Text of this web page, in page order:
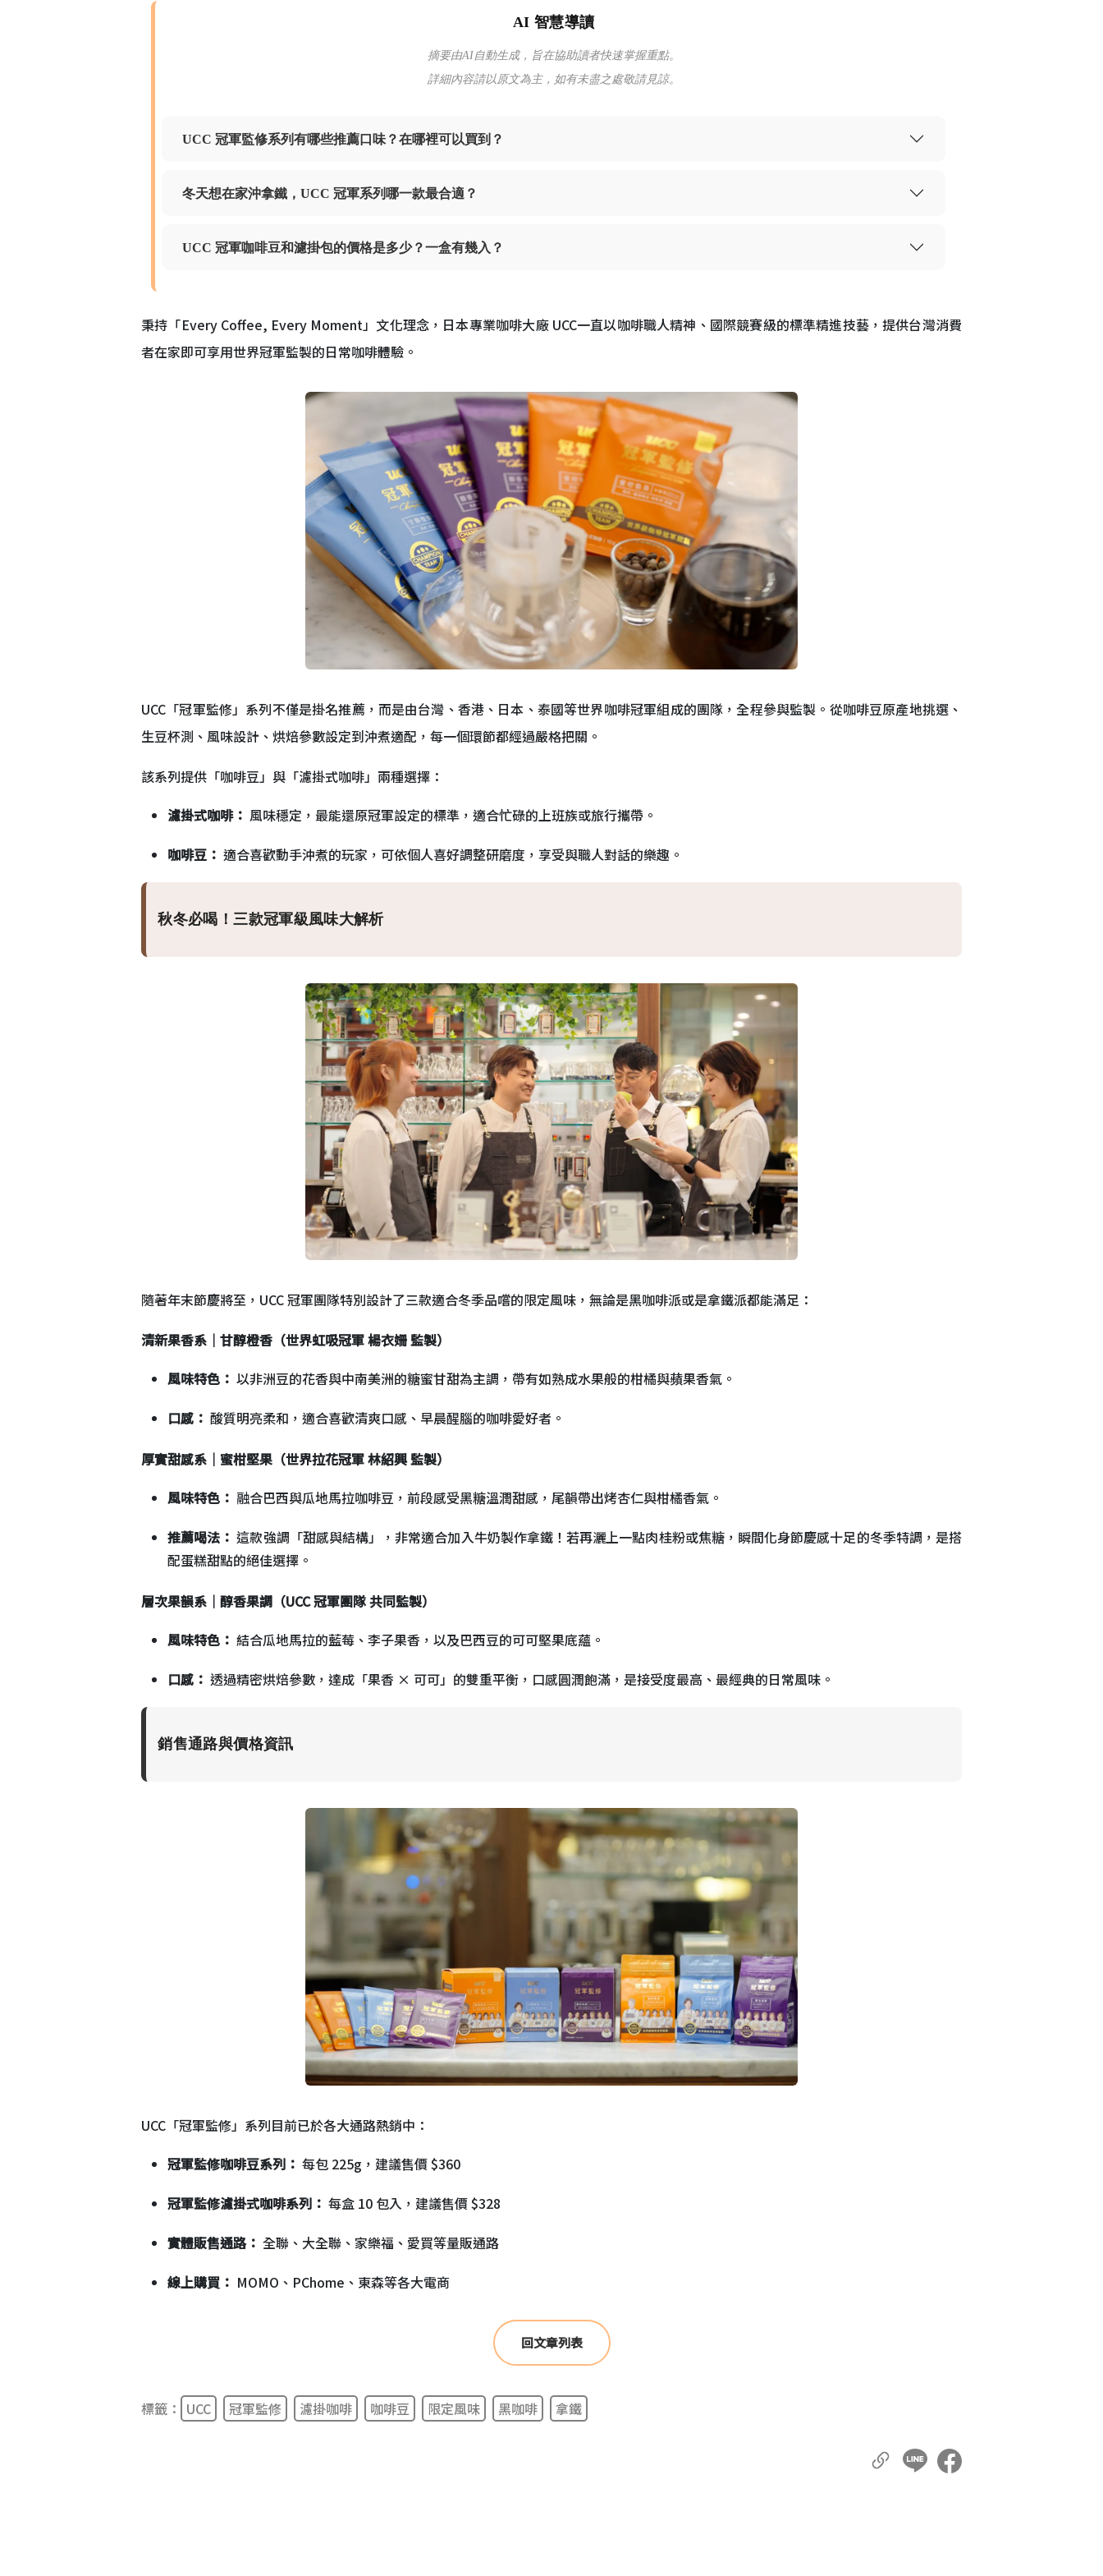
AI 智慧導讀
摘要由AI自動生成，旨在協助讀者快速掌握重點。
詳細內容請以原文為主，如有未盡之處敬請見諒。
UCC 冠軍監修系列有哪些推薦口味？在哪裡可以買到？
冬天想在家沖拿鐵，UCC 冠軍系列哪一款最合適？
UCC 冠軍咖啡豆和濾掛包的價格是多少？一盒有幾入？
秉持「Every Coffee, Every Moment」文化理念，日本專業咖啡大廠 UCC一直以咖啡職人精神、國際競賽級的標準精進技藝，提供台灣消費
者在家即可享用世界冠軍監製的日常咖啡體驗。
UCC「冠軍監修」系列不僅是掛名推薦，而是由台灣、香港、日本、泰國等世界咖啡冠軍組成的團隊，全程參與監製。從咖啡豆原產地挑選、
生豆杯測、風味設計、烘焙參數設定到沖煮適配，每一個環節都經過嚴格把關。
該系列提供「咖啡豆」與「濾掛式咖啡」兩種選擇：
濾掛式咖啡： 風味穩定，最能還原冠軍設定的標準，適合忙碌的上班族或旅行攜帶。
咖啡豆： 適合喜歡動手沖煮的玩家，可依個人喜好調整研磨度，享受與職人對話的樂趣。
秋冬必喝！三款冠軍級風味大解析
隨著年末節慶將至，UCC 冠軍團隊特別設計了三款適合冬季品嚐的限定風味，無論是黑咖啡派或是拿鐵派都能滿足：
清新果香系｜甘醇橙香（世界虹吸冠軍 楊衣姍 監製）
風味特色： 以非洲豆的花香與中南美洲的糖蜜甘甜為主調，帶有如熟成水果般的柑橘與蘋果香氣。
口感： 酸質明亮柔和，適合喜歡清爽口感、早晨醒腦的咖啡愛好者。
厚實甜感系｜蜜柑堅果（世界拉花冠軍 林紹興 監製）
風味特色： 融合巴西與瓜地馬拉咖啡豆，前段感受黑糖溫潤甜感，尾韻帶出烤杏仁與柑橘香氣。
推薦喝法：這款強調「甜感與結構」，非常適合加入牛奶製作拿鐵！若再灑上一點肉桂粉或焦糖，瞬間化身節慶感十足的冬季特調，是搭
配蛋糕甜點的絕佳選擇。
層次果韻系｜醇香果調（UCC 冠軍團隊 共同監製）
風味特色： 結合瓜地馬拉的藍莓、李子果香，以及巴西豆的可可堅果底蘊。
口感： 透過精密烘焙參數，達成「果香 × 可可」的雙重平衡，口感圓潤飽滿，是接受度最高、最經典的日常風味。
銷售通路與價格資訊
UCC「冠軍監修」系列目前已於各大通路熱銷中：
冠軍監修咖啡豆系列： 每包 225g，建議售價 $360
冠軍監修濾掛式咖啡系列： 每盒 10 包入，建議售價 $328
實體販售通路： 全聯、大全聯、家樂福、愛買等量販通路
線上購買： MOMO、PChome、東森等各大電商
回文章列表
標籤： UCC 冠軍監修 濾掛咖啡 咖啡豆 限定風味 黑咖啡 拿鐵